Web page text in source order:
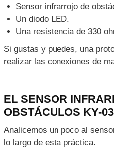
Sensor infrarrojo de
Un diodo LED.
Una resistencia de 330
Si gustas y puedes, una
realizar las conexiones de
EL SENSOR
OBSTÁCULOS KY-
Analicemos un poco al
lo largo de esta práctica.